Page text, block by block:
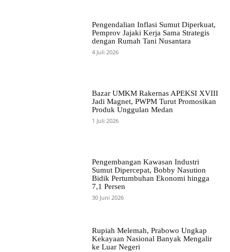
Pengendalian Inflasi Sumut Diperkuat,
Pemprov Jajaki Kerja Sama Strategis
dengan Rumah Tani Nusantara
4 Juli 2026
Bazar UMKM Rakernas APEKSI XVIII
Jadi Magnet, PWPM Turut Promosikan
Produk Unggulan Medan
1 Juli 2026
Pengembangan Kawasan Industri
Sumut Dipercepat, Bobby Nasution
Bidik Pertumbuhan Ekonomi hingga
7,1 Persen
30 Juni 2026
Rupiah Melemah, Prabowo Ungkap
Kekayaan Nasional Banyak Mengalir
ke Luar Negeri